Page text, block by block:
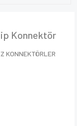
Konnektör
KONNEKTÖRLER